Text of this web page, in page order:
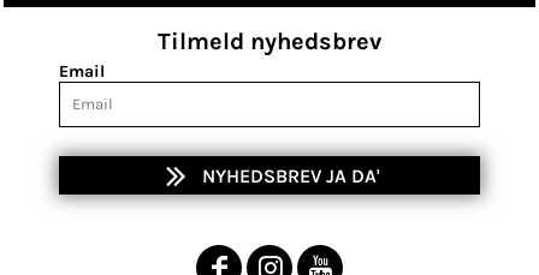
Tilmeld nyhedsbrev
Email
NYHEDSBREV JA DA'